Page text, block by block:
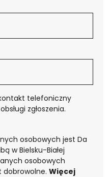
telefoniczny
zgłoszenia.
osobowych jest Da
w Bielsku-Białej
osobowych
Więcej